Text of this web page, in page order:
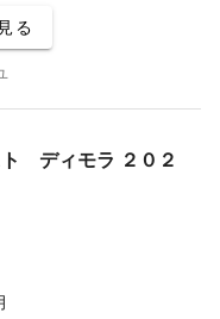
る
ト ディモラ ２０２